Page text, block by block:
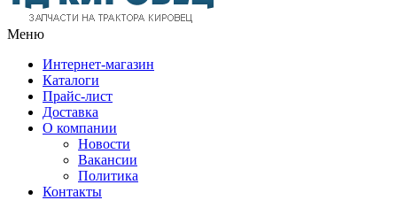
Меню
Интернет-магазин
Каталоги
Прайс-лист
Доставка
О компании
Новости
Вакансии
Политика
Контакты